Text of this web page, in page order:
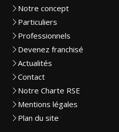
Notre concept
Particuliers
Professionnels
Devenez franchisé
Actualités
Contact
Notre Charte RSE
Mentions légales
Plan du site